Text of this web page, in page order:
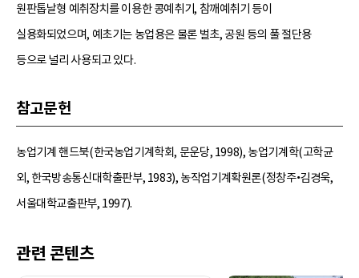
원판톱날형 예취장치를 이용한 콩예취기, 참깨예취기 등이
실용화되었으며, 예초기는 농업용은 물론 벌초, 공원 등의 풀 절단용
등으로 널리 사용되고 있다.
참고문헌
농업기계 핸드북(한국농업기계학회, 문운당, 1998), 농업기계학(고학균
외, 한국방송통신대학출판부, 1983), 농작업기계확원론(정창주•김경욱,
서울대학교출판부, 1997).
관련 콘텐츠